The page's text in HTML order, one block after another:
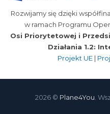
Rozwijamy się dzięki
w ramach Programu
Osi Priorytetowej i
Działania 1.2:
Projekt UE |
2026 © Plane4You .